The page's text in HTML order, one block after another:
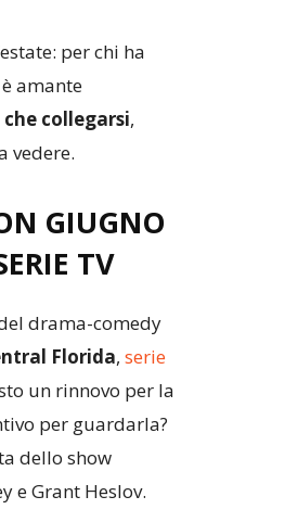
per chi ha
amante
collegarsi,
vedere.
GIUGNO
TV
drama-comedy
Florida, serie
un rinnovo per la
per guardarla?
dello show
e Grant Heslov.